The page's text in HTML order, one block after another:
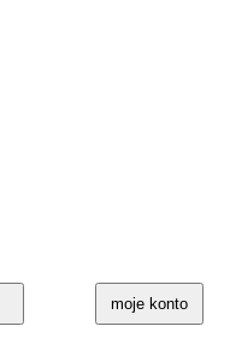
moje konto